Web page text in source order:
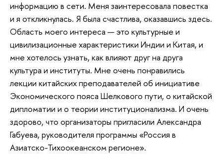
информацию в сети. Меня заинтересовала повестка
и я откликнулась. Я была счастлива, оказавшись здесь.
Область моего интереса — это культурные и
цивилизационные характеристики Индии и Китая, и
мне хотелось узнать, как влияют друг на друга
культура и институты. Мне очень понравились
лекции китайских преподавателей об инициативе
Экономического пояса Шелкового пути, о китайской
дипломатии и о теории институционализма. И очень
здорово, что организаторы пригласили Александра
Габуева, руководителя программы «Россия в
Азиатско-Тихоокеанском регионе».